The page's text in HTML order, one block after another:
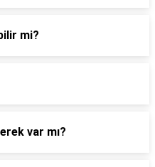
mi?
var mı?